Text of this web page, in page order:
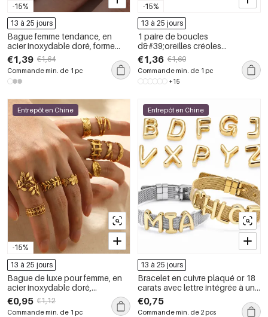
-15%
13 à 25 jours
Bague femme tendance, en
acier inoxydable doré, forme
irrégulière, étanche, à porter au
quotidien.
€1,39 €1,64
Commande min. de 1 pc
-15%
13 à 25 jours
1 paire de boucles
d&#39;oreilles créoles
classiques géométriques en
acier inoxydable, étanches,
couleur or, pour femme
€1,36 €1,60
Commande min. de 1 pc
+15
-15%
Entrepôt en Chine
13 à 25 jours
Bague de luxe pour femme, en
acier inoxydable doré,
imperméable, ornée d&#39;un
motif végétal.
€0,95 €1,12
Commande min. de 1 pc
Entrepôt en Chine
13 à 25 jours
Bracelet en cuivre plaqué or 18
carats avec lettre intégrée à une
chaîne en cuivre (1 pièce).
€0,75
Commande min. de 2 pcs